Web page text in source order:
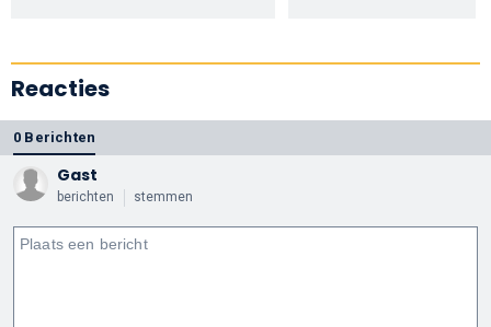
Reacties
0 Berichten
Gast
berichten stemmen